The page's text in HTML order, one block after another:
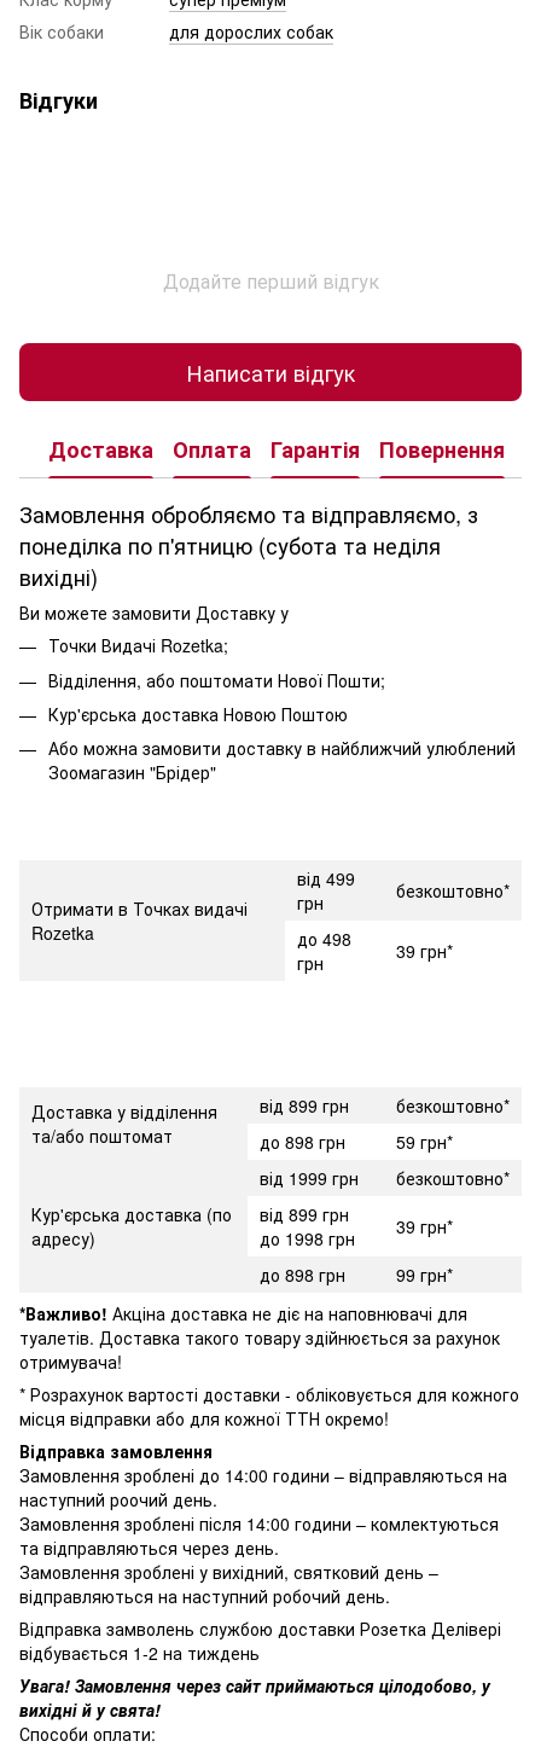
Вік собаки
для дорослих собак
Відгуки
Додайте перший відгук
Написати відгук
Доставка Оплата Гарантія Повернення
Замовлення обробляємо та відправляємо, з
понеділка по п'ятницю (субота та неділя
вихідні)
Ви можете замовити Доставку у
Точки Видачі Rozetka;
Відділення, або поштомати Нової Пошти;
Кур'єрська доставка Новою Поштою
Або можна замовити доставку в найближчий улюблений
Зоомагазин "Брідер"
Отримати в Точках видачі
Rozetka
від 499
грн
безкоштовно*
до 498
грн
39 грн*
Доставка у відділення
та/або поштомат
від 899 грн
безкоштовно*
до 898 грн
59 грн*
Кур'єрська доставка (по
адресу)
від 1999 грн
безкоштовно*
від 899 грн
до 1998 грн
39 грн*
до 898 грн
99 грн*
*Важливо! Акціна доставка не діє на наповнювачі для
туалетів. Доставка такого товару здійнюється за рахунок
отримувача!
* Розрахунок вартості доставки - обліковується для кожного
місця відправки або для кожної ТТН окремо!
Відправка замовлення
Замовлення зроблені до 14:00 години – відправляються на
наступний роочий день.
Замовлення зроблені після 14:00 години – комлектуються
та відправляються через день.
Замовлення зроблені у вихідний, святковий день –
відправляються на наступний робочий день.
Відправка замволень службою доставки Розетка Делівері
відбувається 1-2 на тиждень
Увага! Замовлення через сайт приймаються цілодобово, у
вихідні й у свята!
Способи оплати: